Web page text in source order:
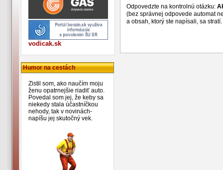
vodicak.sk
Humor na cestách
Zistil som, ako naučím moju
ženu opatrnejši­e riadiť auto.
Povedal som jej, že keby sa
niekedy stala účastníčko­u
nehody, tak v novinách­
napíšu jej skutočný­ vek.
Odpovedzte na kontrolnú otázku:
(bez správnej odpovede automat
a obsah, ktorý ste napísali, sa